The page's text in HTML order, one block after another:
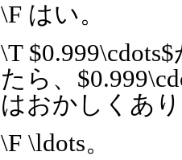
\F はい。
\T
たら、
はおかしくあ
\F \ldots。